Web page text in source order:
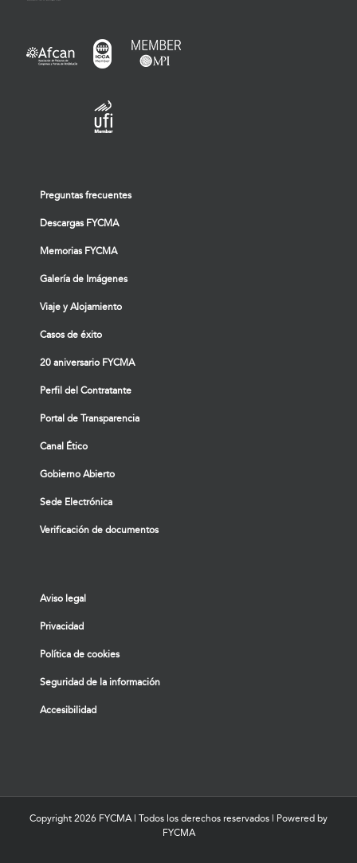
Preguntas frecuentes
Descargas FYCMA
Memorias FYCMA
Galería de Imágenes
Viaje y Alojamiento
Casos de éxito
20 aniversario FYCMA
Perfil del Contratante
Portal de Transparencia
Canal Ético
Gobierno Abierto
Sede Electrónica
Verificación de documentos
Aviso legal
Privacidad
Política de cookies
Seguridad de la información
Accesibilidad
Copyright 2026 FYCMA | Todos los derechos reservados | Powered by
FYCMA